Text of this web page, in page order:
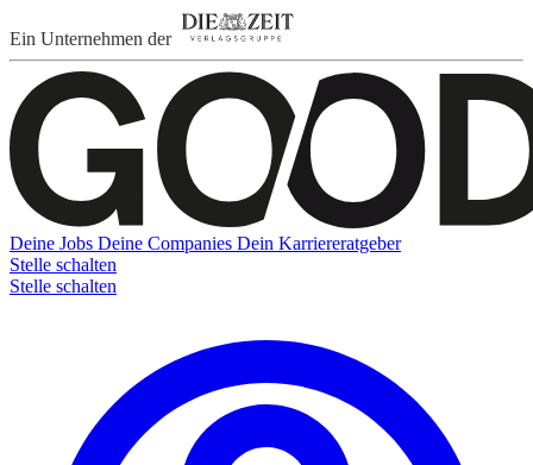
Ein Unternehmen der
Deine Jobs Deine Companies Dein Karriereratgeber
Stelle schalten
Stelle schalten